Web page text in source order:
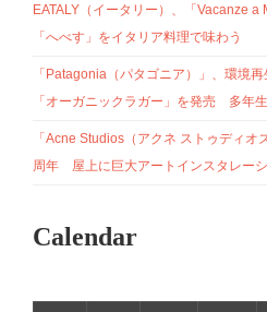
EATALY（イータリー）、「Vacanze
「へべす」をイタリア料理で味わう
「Patagonia（パタゴニア）」、環境
「オーガニックラガー」を発売 多年
「Acne Studios（アクネ ストゥディオ
周年 屋上に巨大アートインスタレー
Calendar